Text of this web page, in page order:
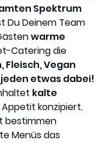
Spektrum
Du Deinem Team
warme
Catering die
Fleisch, Vegan
etwas dabei!
kalte
konzipiert.
bestimmen
Menüs das